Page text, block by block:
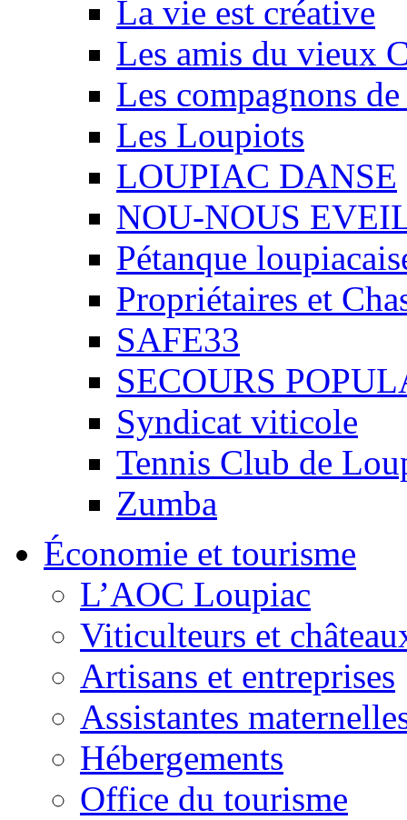
La vie est créative
Les amis du vieux
Les compagnons
Les Loupiots
LOUPIAC DANSE
NOU-NOUS
Pétanque
Propriétaires et
SAFE33
SECOURS
Syndicat viticole
Tennis Club de
Zumba
Économie et tourisme
L’AOC Loupiac
Viticulteurs et
Artisans et entreprises
Assistantes
Hébergements
Office du tourisme